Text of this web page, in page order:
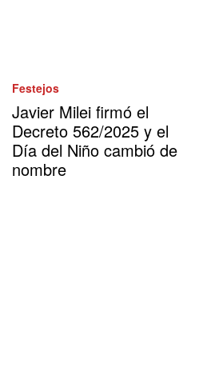
Festejos
Javier Milei firmó el
Decreto 562/2025 y el
Día del Niño cambió de
nombre